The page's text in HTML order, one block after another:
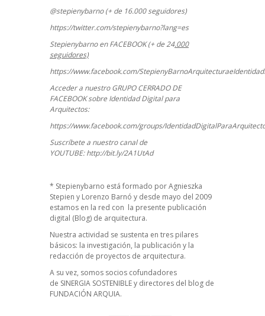
@stepienybarno (+ de 16.000 seguidores)
https://twitter.com/stepienybarno?lang=es
Stepienybarno en FACEBOOK (+ de 24.000
seguidores)
https://www.facebook.com/
Acceder a nuestro GRUPO CERRADO DE
FACEBOOK sobre Identidad Digital para
Arquitectos:
https://www.facebook.com/groups/
Suscríbete a nuestro canal de
YOUTUBE:http://bit.ly/2A1UtAd
* Stepienybarno está formado por Agnieszka
Stepien y Lorenzo Barnó y desde mayo del 2009
estamos en la red con la presente publicación
digital (Blog) de arquitectura.
Nuestra actividad se sustenta en tres pilares
básicos: la investigación, la publicación y la
redacción de proyectos de arquitectura.
A su vez, somos socios cofundadores
de SINERGIA SOSTENIBLEy directores del blog de
FUNDACIÓN ARQUIA.